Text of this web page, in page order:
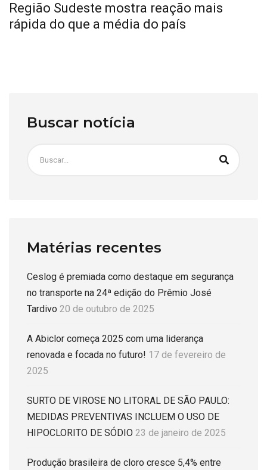
Região Sudeste mostra reação mais
rápida do que a média do país
Buscar notícia
Matérias recentes
Ceslog é premiada como destaque em segurança
no transporte na 24ª edição do Prêmio José
Tardivo 20 de outubro de 2025
A Abiclor começa 2025 com uma liderança
renovada e focada no futuro! 17 de fevereiro de
2025
SURTO DE VIROSE NO LITORAL DE SÃO PAULO:
MEDIDAS PREVENTIVAS INCLUEM O USO DE
HIPOCLORITO DE SÓDIO 23 de janeiro de 2025
Produção brasileira de cloro cresce 5,4% entre